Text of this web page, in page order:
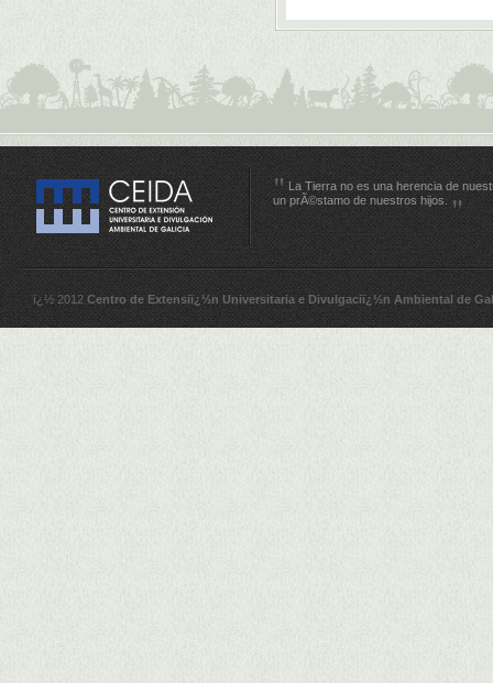
La Tierra no es una herencia de
un prÃ©stamo de nuestros hijos.
ï¿½ 2012Centro de Extensiï¿½n Universitaria e Divulgaciï¿½n Ambiental de